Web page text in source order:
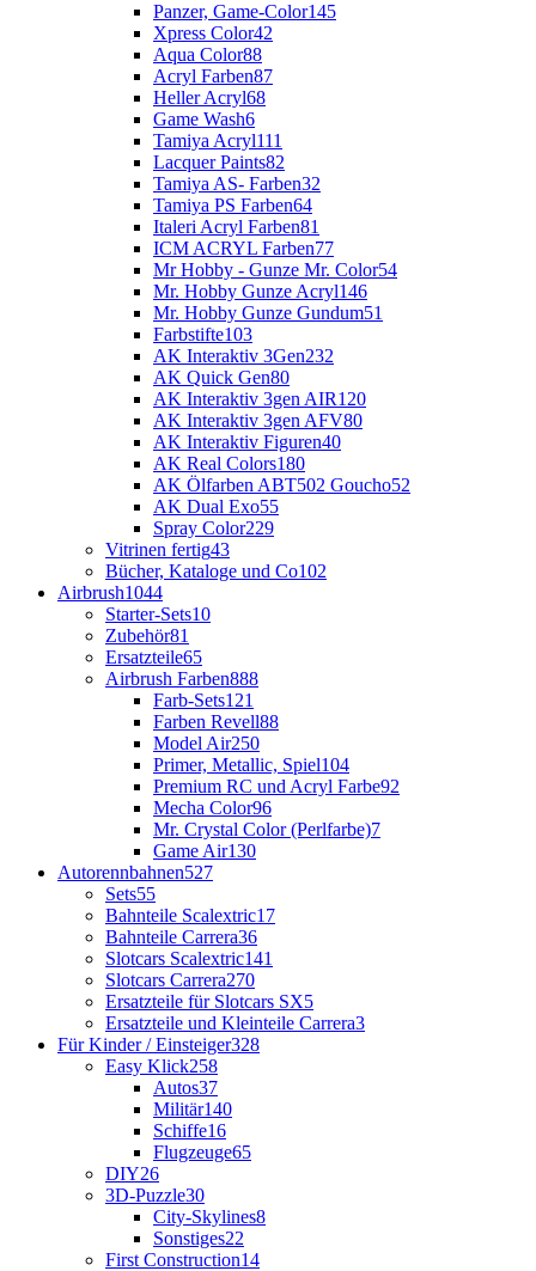
Panzer, Game-Color145
Xpress Color42
Aqua Color88
Acryl Farben87
Heller Acryl68
Game Wash6
Tamiya Acryl111
Lacquer Paints82
Tamiya AS- Farben32
Tamiya PS Farben64
Italeri Acryl Farben81
ICM ACRYL Farben77
Mr Hobby - Gunze Mr. Color54
Mr. Hobby Gunze Acryl146
Mr. Hobby Gunze Gundum51
Farbstifte103
AK Interaktiv 3Gen232
AK Quick Gen80
AK Interaktiv 3gen AIR120
AK Interaktiv 3gen AFV80
AK Interaktiv Figuren40
AK Real Colors180
AK Ölfarben ABT502 Goucho52
AK Dual Exo55
Spray Color229
Vitrinen fertig43
Bücher, Kataloge und Co102
Airbrush1044
Starter-Sets10
Zubehör81
Ersatzteile65
Airbrush Farben888
Farb-Sets121
Farben Revell88
Model Air250
Primer, Metallic, Spiel104
Premium RC und Acryl Farbe92
Mecha Color96
Mr. Crystal Color (Perlfarbe)7
Game Air130
Autorennbahnen527
Sets55
Bahnteile Scalextric17
Bahnteile Carrera36
Slotcars Scalextric141
Slotcars Carrera270
Ersatzteile für Slotcars SX5
Ersatzteile und Kleinteile Carrera3
Für Kinder / Einsteiger328
Easy Klick258
Autos37
Militär140
Schiffe16
Flugzeuge65
DIY26
3D-Puzzle30
City-Skylines8
Sonstiges22
First Construction14